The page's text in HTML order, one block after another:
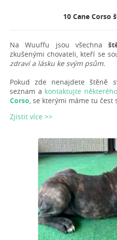
10 Cane Corso
Na Wuuffu jsou všechna
zkušenými chovateli, kteří se
zdraví a lásku ke svým psům.
Pokud zde nenajdete štěně
seznam a kontaktujte
Corso, se kterými máme tu čest
Zjistit více >>